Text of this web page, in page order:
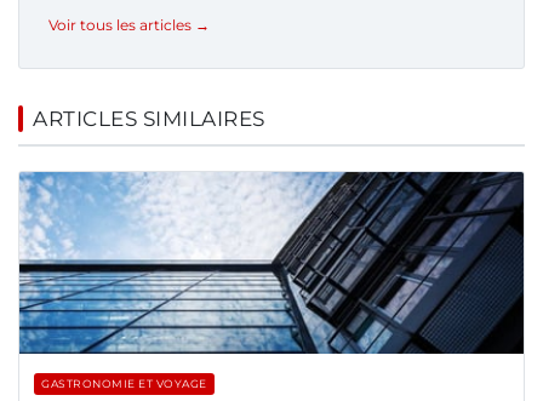
Voir tous les articles →
ARTICLES SIMILAIRES
GASTRONOMIE ET VOYAGE